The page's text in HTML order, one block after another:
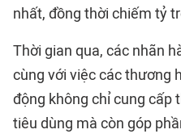
nhất, đồng thời chiếm tỷ
Thời gian qua, các nhãn
cùng với việc các thương
động không chỉ cung cấp
tiêu dùng mà còn góp